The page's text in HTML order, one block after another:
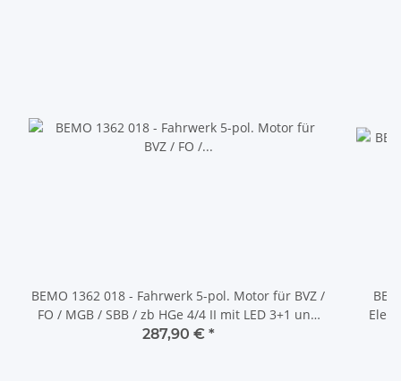
BEMO 1362 018 - Fahrwerk 5-pol. Motor für BVZ /
FO / MGB / SBB / zb HGe 4/4 II mit LED 3+1 und
Next18 DIGITAL mit SOUND
287,90 € *